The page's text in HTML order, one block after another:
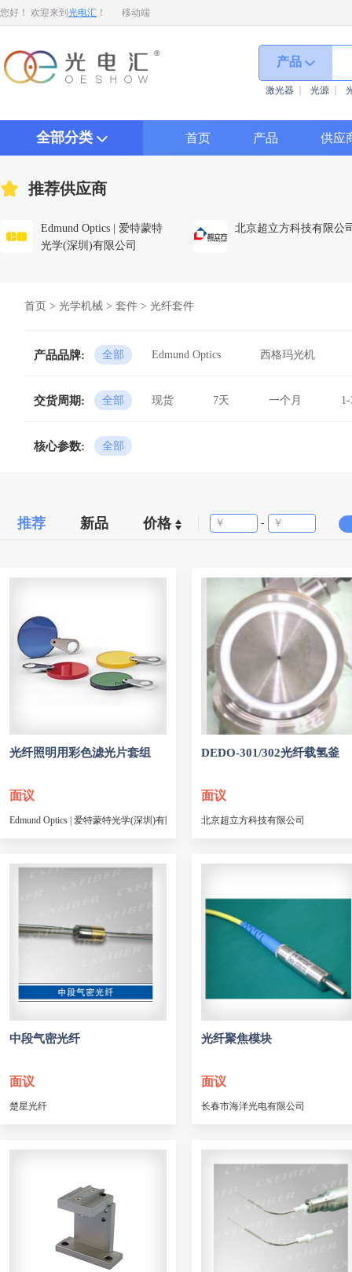
您好！ 欢迎来到 光电汇 ！ 移动端
产品
激光器 光源
全部分类 首页 产品 供应
推荐供应商
Edmund Optics | 爱特蒙特
光学(深圳)有限公司
北京超立方科技有限公
首页 > 光学机械 > 套件 > 光纤套件
产品品牌: 全部 Edmund Optics 西格玛光机
交货周期: 全部 现货 7天 一个月
核心参数: 全部
推荐 新品 价格 -
光纤照明用彩色滤光片套组
面议
Edmund Optics | 爱特蒙特光学(深圳)有限公司
DEDO-301/302光纤载氢釜
面议
北京超立方科技有限公司
中段气密光纤
面议
楚星光纤
光纤聚焦模块
面议
长春市海洋光电有限公司